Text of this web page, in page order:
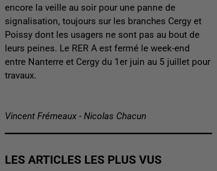
encore la veille au soir pour une panne de
signalisation, toujours sur les branches Cergy et
Poissy dont les usagers ne sont pas au bout de
leurs peines. Le RER A est fermé le week-end
entre Nanterre et Cergy du 1er juin au 5 juillet pour
travaux.
Vincent Frémeaux - Nicolas Chacun
LES ARTICLES LES PLUS VUS